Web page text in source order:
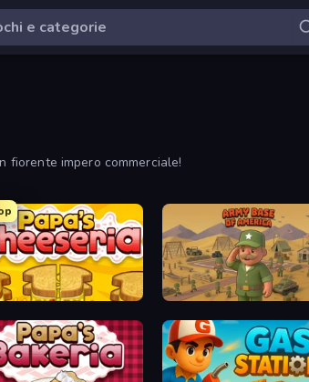
fiorente impero commerciale!
Cheeseria Army Base Of America